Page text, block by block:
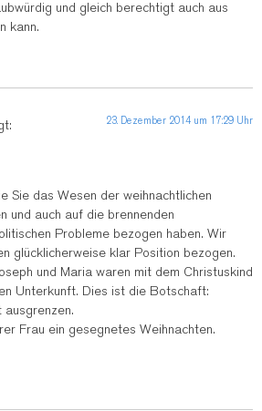
und gleich berechtigt auch aus
kann.
23. Dezember 2014 um 17:29 Uhr
Sie das Wesen der weihnachtlichen
und auch auf die brennenden
Probleme bezogen haben. Wir
glücklicherweise klar Position bezogen.
und Maria waren mit dem Christuskind
Unterkunft. Dies ist die Botschaft:
Frau ein gesegnetes Weihnachten.